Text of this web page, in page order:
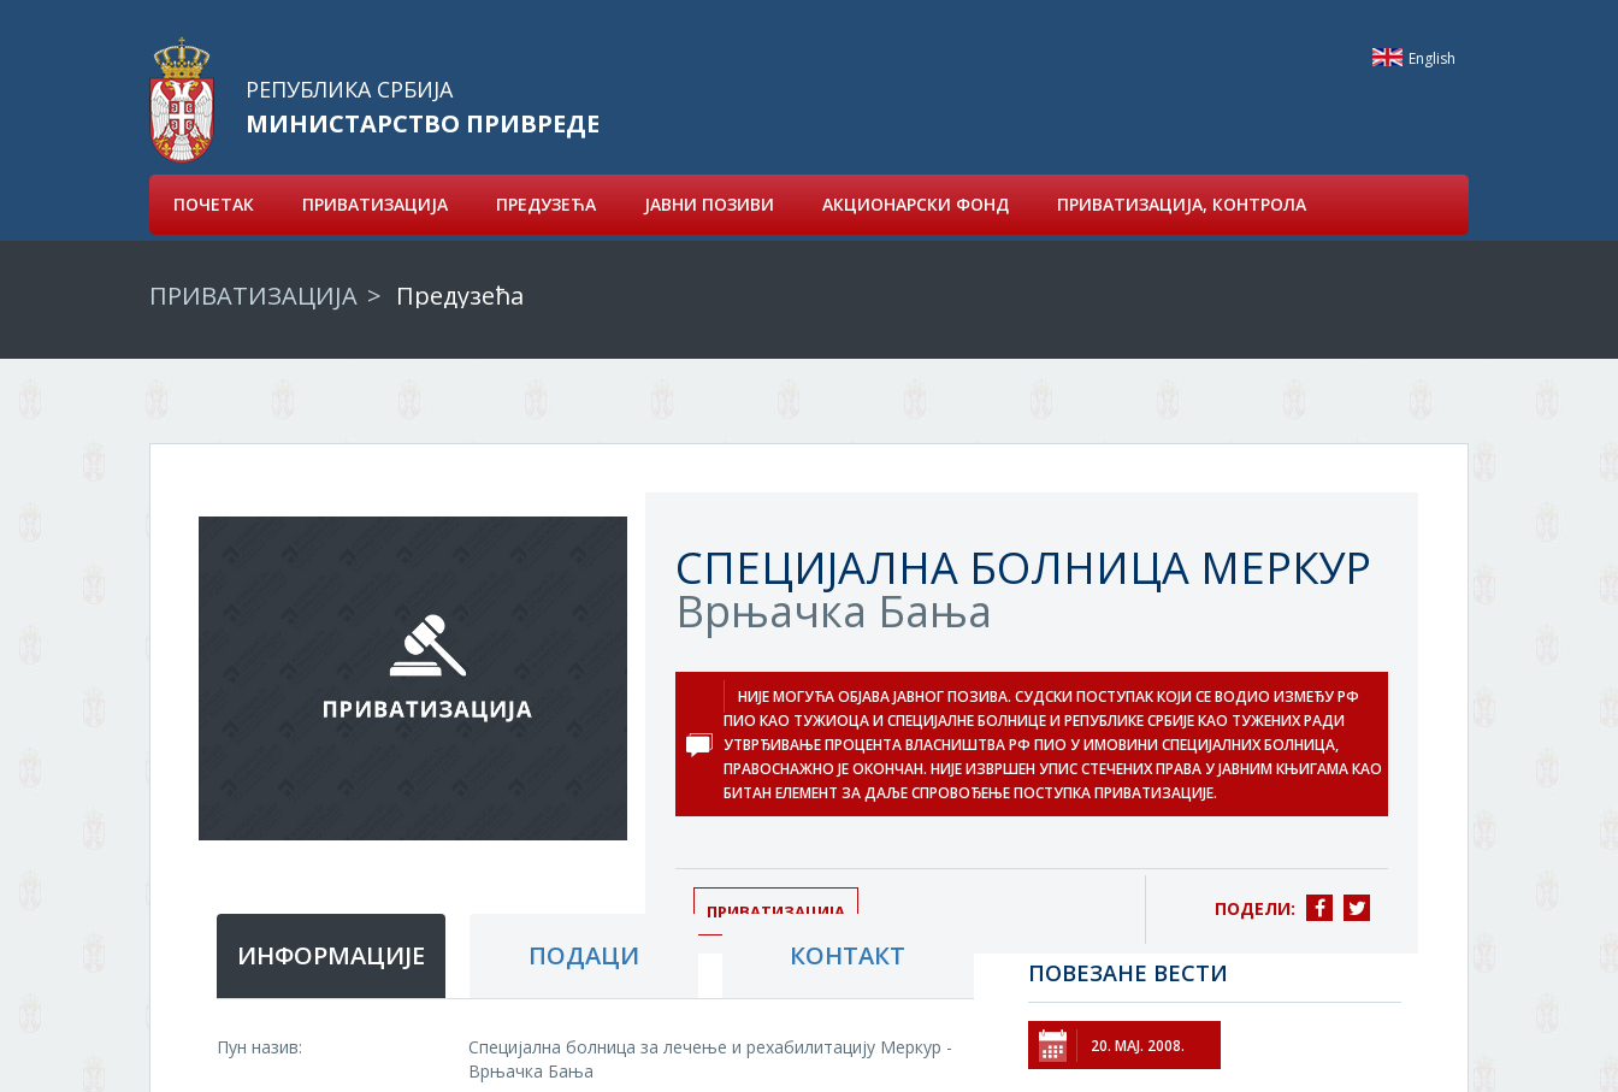
English
РЕПУБЛИКА СРБИЈА
МИНИСТАРСТВО ПРИВРЕДЕ
ПОЧЕТАК ПРИВАТИЗАЦИЈА ПРЕДУЗЕЋА ЈАВНИ ПОЗИВИ АКЦИОНАРСКИ ФОНД ПРИВАТИЗАЦИЈА, КОНТРОЛА
ПРИВАТИЗАЦИЈА Предузећа
СПЕЦИЈАЛНА БОЛНИЦА МЕРКУР
Врњачка Бања
НИЈЕ МОГУЋА ОБЈАВА ЈАВНОГ ПОЗИВА. СУДСКИ ПОСТУПАК КОЈИ СЕ ВОДИО ИЗМЕЂУ РФ
ПИО КАО ТУЖИОЦА И СПЕЦИЈАЛНЕ БОЛНИЦЕ И РЕПУБЛИКЕ СРБИЈЕ КАО ТУЖЕНИХ РАДИ
УТВРЂИВАЊЕ ПРОЦЕНТА ВЛАСНИШТВА РФ ПИО У ИМОВИНИ СПЕЦИЈАЛНИХ БОЛНИЦА,
ПРАВОСНАЖНО ЈЕ ОКОНЧАН. НИЈЕ ИЗВРШЕН УПИС СТЕЧЕНИХ ПРАВА У ЈАВНИМ КЊИГАМА КАО
БИТАН ЕЛЕМЕНТ ЗА ДАЉЕ СПРОВОЂЕЊЕ ПОСТУПКА ПРИВАТИЗАЦИЈЕ.
ПРИВАТИЗАЦИЈА ПОДЕЛИ:
ИНФОРМАЦИЈЕ ПОДАЦИ КОНТАКТ
Пун назив:
Специјална болница за лечење и рехабилитацију Меркур -
Врњачка Бања
ПОВЕЗАНЕ ВЕСТИ
20. МАЈ. 2008.